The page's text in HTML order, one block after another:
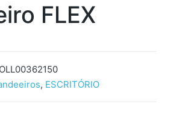
FLEX
, ESCRITÓRIO